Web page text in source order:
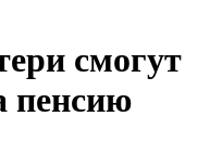
смогут
пенсию